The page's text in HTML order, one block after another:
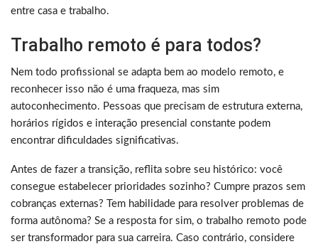
entre casa e trabalho.
Trabalho remoto é para todos?
Nem todo profissional se adapta bem ao modelo remoto, e
reconhecer isso não é uma fraqueza, mas sim
autoconhecimento. Pessoas que precisam de estrutura externa,
horários rígidos e interação presencial constante podem
encontrar dificuldades significativas.
Antes de fazer a transição, reflita sobre seu histórico: você
consegue estabelecer prioridades sozinho? Cumpre prazos sem
cobranças externas? Tem habilidade para resolver problemas de
forma autônoma? Se a resposta for sim, o trabalho remoto pode
ser transformador para sua carreira. Caso contrário, considere